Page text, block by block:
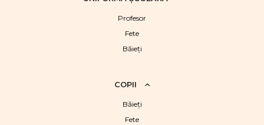
Profesor
Fete
Băieţi
COPII
Băieţi
Fete